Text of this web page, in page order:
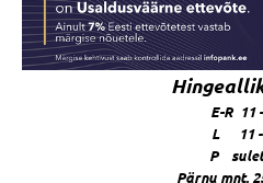
E-R 11
L 11 -
P
Pärnu mnt.